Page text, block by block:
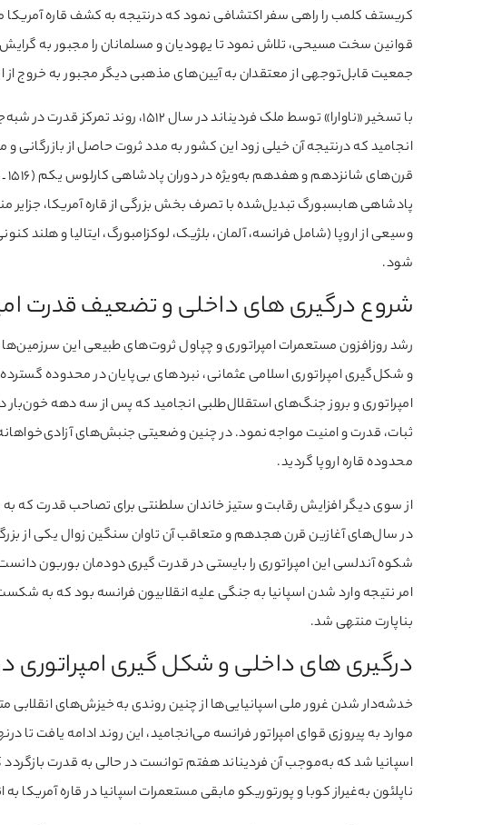
کریستف کلمب را راهی سفر اکتشافی نمود که درنتیجه به کشف قاره
قوانین سخت مسیحی، تلاش نمود تا یهودیان و مسلمانان را مجبور به
جمعیت قابل‌توجهی از معتقدان به آیین‌های مذهبی دیگر مجبور به خروج از
با تسخیر «ناوارا» توسط ملک فردیناند
انجامید که درنتیجه آن خیلی زود این کشور به مدد ثروت حاصل از بازرگانی
پادشاهی هابسبورگ تبدیل‌شده با تصرف بخش بزرگی از قاره آمریکا، جزایر
وسیعی از اروپا (شامل فرانسه، آلمان، بلژیک، لوکزامبورگ، ایتالیا و
شود.
شروع درگیری های داخلی و تضعیف قدرت
رشد روزافزون مستعمرات امپراتوری و چپاول ثروت‌های طبیعی این
و شکل‌گیری امپراتوری اسلامی عثمانی، نبردهای بی‌پایان در محدوده
امپراتوری و بروز جنگ‌های استقلال‌طلبی انجامید که پس از سه دهه خون‌بار
ثبات، قدرت و امنیت مواجه نمود. در چنین وضعیتی جنبش‌های
محدوده قاره اروپا گردید.
از سوی دیگر افزایش رقابت و ستیز خاندان سلطنتی برای تصاحب قدرت که به
در سال‌های آغازین قرن هجدهم و متعاقب آن تاوان سنگین زوال یکی از
شکوه آندلسی این امپراتوری را بایستی در قدرت گیری دودمان بوربون دانست
امر نتیجه وارد شدن اسپانیا به جنگی علیه انقلابیون فرانسه بود که به
بناپارت منتهی شد.
درگیری های داخلی و شکل گیری امپراتوری
خدشه‌دار شدن غرور ملی اسپانیایی‌ها از چنین روندی به خیزش‌های
موارد به پیروزی قوای امپراتور فرانسه می‌انجامید، این روند ادامه یافت تا
اسپانیا شد که به‌موجب آن فردیناند هفتم توانست در حالی به قدرت
ناپلئون به‌غیراز کوبا و پورتوریکو مابقی مستعمرات اسپانیا در قاره